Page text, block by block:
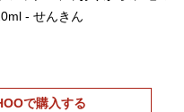
- せんきん
で購入する